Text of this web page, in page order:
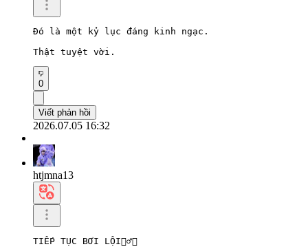
Đó là một kỷ lục đáng kinh ngạc.
Thật tuyệt vời.
0
Viết phản hồi
2026.07.05 16:32
htjmna13
TIẾP TỤC BƠI LỘI🏊‍♂️💜